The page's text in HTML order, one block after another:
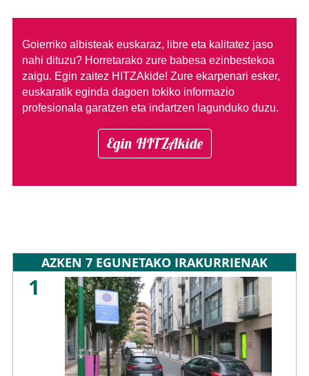
Goierriko albisteak euskaraz, libre eta kalitatez jaso
nahi dituzu? Horretarako zure babesa ezinbestekoa
zaigu. Egin zaitez HITZAkide! Zure ekarpenari esker,
euskaratik eginda dagoen tokiko informazio
profesionala garatzen eta indartzen lagunduko duzu.
Egin HITZAkide
AZKEN 7 EGUNETAKO IRAKURRIENAK
1